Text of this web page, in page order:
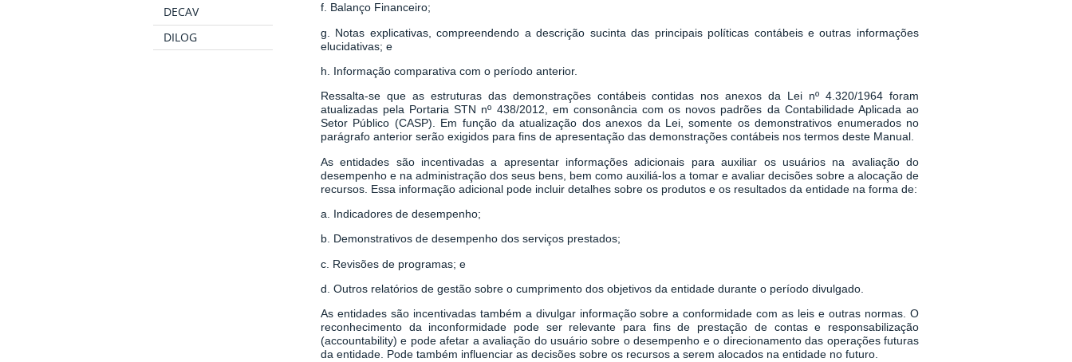
DECAV
DILOG
f. Balanço Financeiro;
g. Notas explicativas, compreendendo a descrição sucinta das principais políticas contábeis e outras informações
elucidativas; e
h. Informação comparativa com o período anterior.
Ressalta-se que as estruturas das demonstrações contábeis contidas nos anexos da Lei nº 4.320/1964 foram
atualizadas pela Portaria STN nº 438/2012, em consonância com os novos padrões da Contabilidade Aplicada ao
Setor Público (CASP). Em função da atualização dos anexos da Lei, somente os demonstrativos enumerados no
parágrafo anterior serão exigidos para fins de apresentação das demonstrações contábeis nos termos deste Manual.
As entidades são incentivadas a apresentar informações adicionais para auxiliar os usuários na avaliação do
desempenho e na administração dos seus bens, bem como auxiliá-los a tomar e avaliar decisões sobre a alocação de
recursos. Essa informação adicional pode incluir detalhes sobre os produtos e os resultados da entidade na forma de:
a. Indicadores de desempenho;
b. Demonstrativos de desempenho dos serviços prestados;
c. Revisões de programas; e
d. Outros relatórios de gestão sobre o cumprimento dos objetivos da entidade durante o período divulgado.
As entidades são incentivadas também a divulgar informação sobre a conformidade com as leis e outras normas. O
reconhecimento da inconformidade pode ser relevante para fins de prestação de contas e responsabilização
(accountability) e pode afetar a avaliação do usuário sobre o desempenho e o direcionamento das operações futuras
da entidade. Pode também influenciar as decisões sobre os recursos a serem alocados na entidade no futuro.